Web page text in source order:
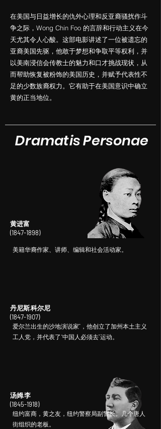
在美国与日益增长的仇外心理和反亚裔骚扰作斗
争之际，Wong Chin Foo 的言辞和行动主义在今
天尤其令人心酸。这部电影讲述了一位被遗忘的
亚裔美国先驱，他敢于梦想和争取平等权利，并
以美南浸信会传教士的魅力和口才挑战现状，从
而帮助恢复被粉饰的美国历史，并赋予代表性不
足的少数族裔权力。它有助于在美国意识中确立
黄的正当地位。
Dramatis Personae
黄进富
(1847-1898)
美籍华裔作家、讲师、编辑和社会活动家。
丹尼斯·科尔尼
(1847-1907)
爱尔兰出生的沙地演说家”，他创立了加州本土主义
工人党，并代表了“中国人必须去”运动。
汤姆·李
(1845-1918)
纽约富商，黄之友，纽约警察局副警长。几个唐人
街组织的老板。